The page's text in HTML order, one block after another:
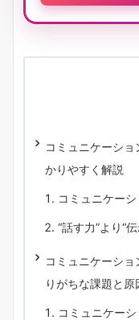
コミュニケーシ
かりやすく解説
コミュニケー
“話す力”より“
コミュニケーシ
りがちな課題と原
コミュニケー